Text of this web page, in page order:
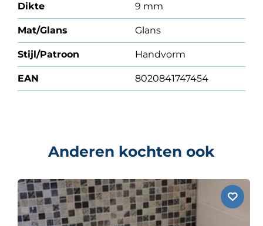
Dikte 9 mm
Mat/Glans Glans
Stijl/Patroon Handvorm
EAN 8020841747454
Anderen kochten ook